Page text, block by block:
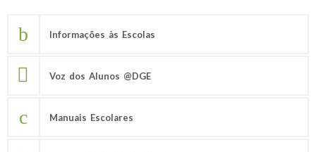
Informações às Escolas
Voz dos Alunos @DGE
Manuais Escolares